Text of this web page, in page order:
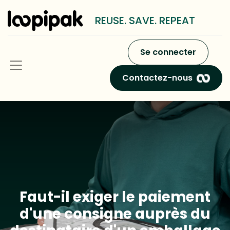
REUSE. SAVE. REPEAT
Se connecter
Contactez-nous
Faut-il exiger le paiement
d'une consigne auprès du